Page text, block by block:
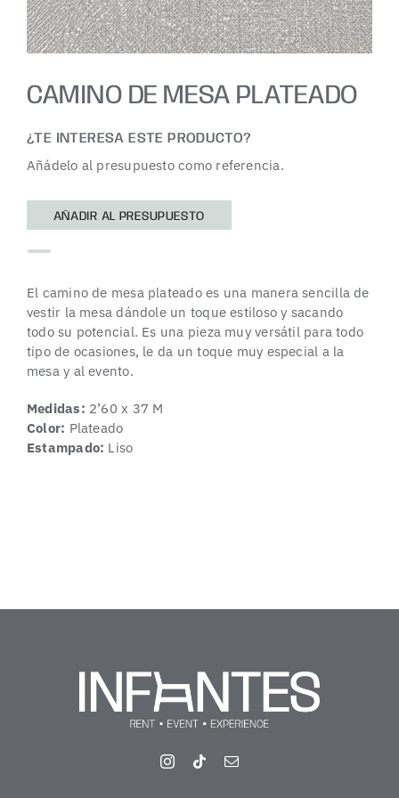
CAMINO DE MESA PLATEADO
¿TE INTERESA ESTE PRODUCTO?
Añádelo al presupuesto como referencia.
AÑADIR AL PRESUPUESTO
El camino de mesa plateado es una manera sencilla de
vestir la mesa dándole un toque estiloso y sacando
todo su potencial. Es una pieza muy versátil para todo
tipo de ocasiones, le da un toque muy especial a la
mesa y al evento.
Medidas: 2’60 x 37 M
Color: Plateado
Estampado: Liso